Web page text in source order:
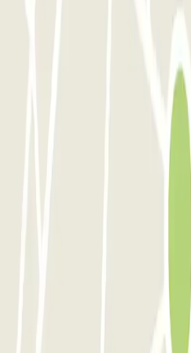
la vôtre, ont des places attribuées
dans le parking,un peu perdu
veut.. A part ce petit détail,